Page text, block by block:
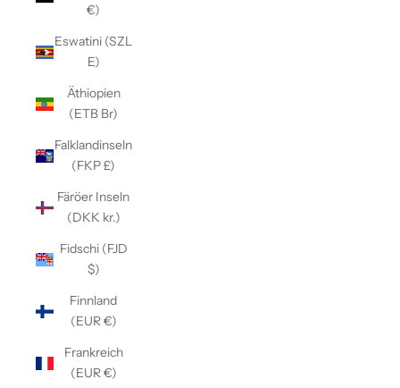
€)
Eswatini (SZL
E)
Äthiopien
(ETB Br)
Falklandinseln
(FKP £)
Färöer Inseln
(DKK kr.)
Fidschi (FJD
$)
Finnland
(EUR €)
Frankreich
(EUR €)